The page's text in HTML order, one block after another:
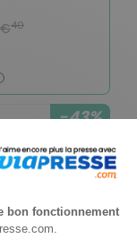
40
-43%
+ CD